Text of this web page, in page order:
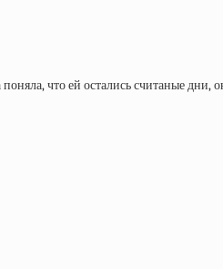
что ей остались считаные дни,